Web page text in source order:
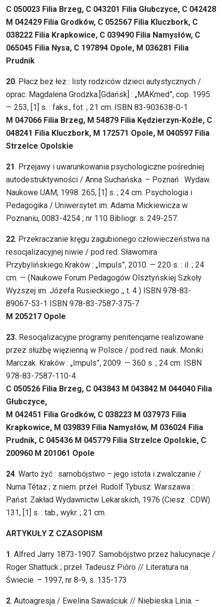
C 050023 Filia Brzeg, C 043201 Filia Głubczyce, C 042428
M 042429 Filia Grodków, C 052567 Filia Kluczbork, C
038222 Filia Krapkowice, C 039490 Filia Namysłów, C
065045 Filia Nysa, C 197894 Opole, M 036281 Filia
Prudnik
20. Płacz bez łez : listy rodziców dzieci autystycznych /
oprac. Magdalena Grodzka.[Gdańsk] : „MAKmed”, cop. 1995.
— 253, [1] s. : faks., fot. ; 21 cm. ISBN 83-903638-0-1
M 047066 Filia Brzeg, M 54879 Filia Kędzierzyn-Koźle, C
048241 Filia Kluczbork, M 172571 Opole, M 040597 Filia
Strzelce Opolskie
21. Przejawy i uwarunkowania psychologiczne pośredniej
autodestruktywności / Anna Suchańska. – Poznań : Wydaw.
Naukowe UAM, 1998. 265, [1] s. ; 24 cm. Psychologia i
Pedagogika / Uniwersytet im. Adama Mickiewicza w
Poznaniu, 0083-4254 ; nr 110 Bibliogr. s. 249-257.
22. Przekraczanie kręgu zagubionego człowieczeństwa na
resocjalizacyjnej niwie / pod red. Sławomira
Przybylińskiego.Kraków : „Impuls”, 2010. — 220 s. : il. ; 24
cm. — (Naukowe Forum Pedagogów Olsztyńskiej Szkoły
Wyższej im. Józefa Rusieckiego ;, t. 4 ) ISBN 978-83-
89067-53-1 ISBN 978-83-7587-375-7
M 205217 Opole
23. Resocjalizacyjne programy penitencjarne realizowane
przez służbę więzienną w Polsce / pod red. nauk. Moniki
Marczak. Kraków : „Impuls”, 2009. — 360 s. ; 24 cm. ISBN
978-83-7587-110-4
C 050526 Filia Brzeg, C 043843 M 043842 M 044040 Filia
Głubczyce,
M 042451 Filia Grodków, C 038223 M 037973 Filia
Krapkowice, M 039839 Filia Namysłów, M 036024 Filia
Prudnik, C 045436 M 045779 Filia Strzelce Opolskie, C
200960 M 201061 Opole
24. Warto żyć : samobójstwo – jego istota i zwalczanie /
Numa Tétaz ; z niem. przeł. Rudolf Tybusz. Warszawa :
Państ. Zakład Wydawnictw Lekarskich, 1976 (Ciesz : CDW).
131, [1] s. : tab., wykr. ; 21 cm.
ARTYKUŁY Z CZASOPISM
1. Alfred Jarry 1873-1907. Samobójstwo przez halucynacje /
Roger Shattuck ; przeł. Tadeusz Pióro // Literatura na
Świecie. – 1997, nr 8-9, s. 135-173
2. Autoagresja / Ewelina Sawaściuk // Niebieska Linia. –